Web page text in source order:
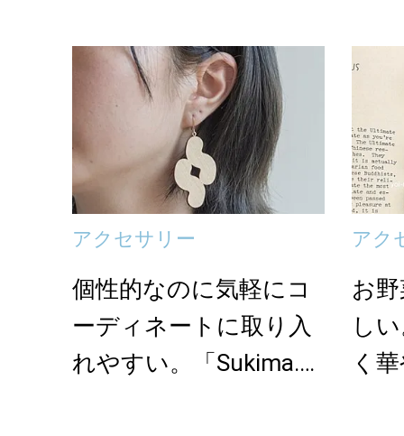
アクセサリー
個性的なのに気軽にコ
ーディネートに取り入
れやすい。「Sukima.」
アク
お
し
く